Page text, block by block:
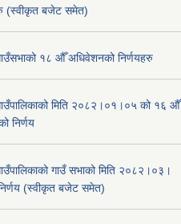
(स्वीकृत बजेट समेत)
गाउँसभाको १८ औँ अधिवेशनको निर्णयहरु
गाउँपालिकाको मिति २०८२।०१।०५ को १६ औँ
निर्णय
गाउँ सभाको मिति २०८२।०३।
(स्वीकृत बजेट समेत)